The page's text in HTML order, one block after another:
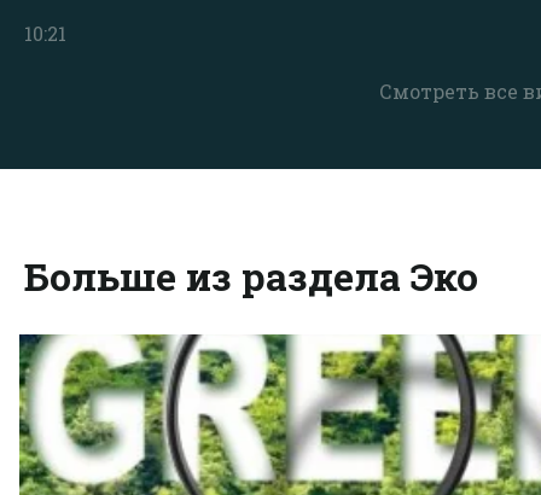
Смотреть все
10:21
Больше из раздела Эко